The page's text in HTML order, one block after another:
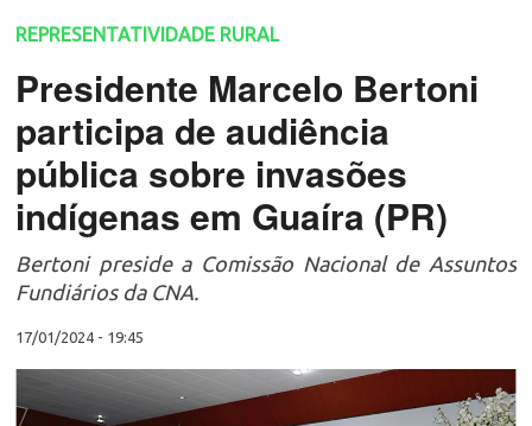
REPRESENTATIVIDADE RURAL
Presidente Marcelo Bertoni
participa de audiência
pública sobre invasões
indígenas em Guaíra (PR)
Bertoni preside a Comissão Nacional de Assuntos
Fundiários da CNA.
17/01/2024 - 19:45